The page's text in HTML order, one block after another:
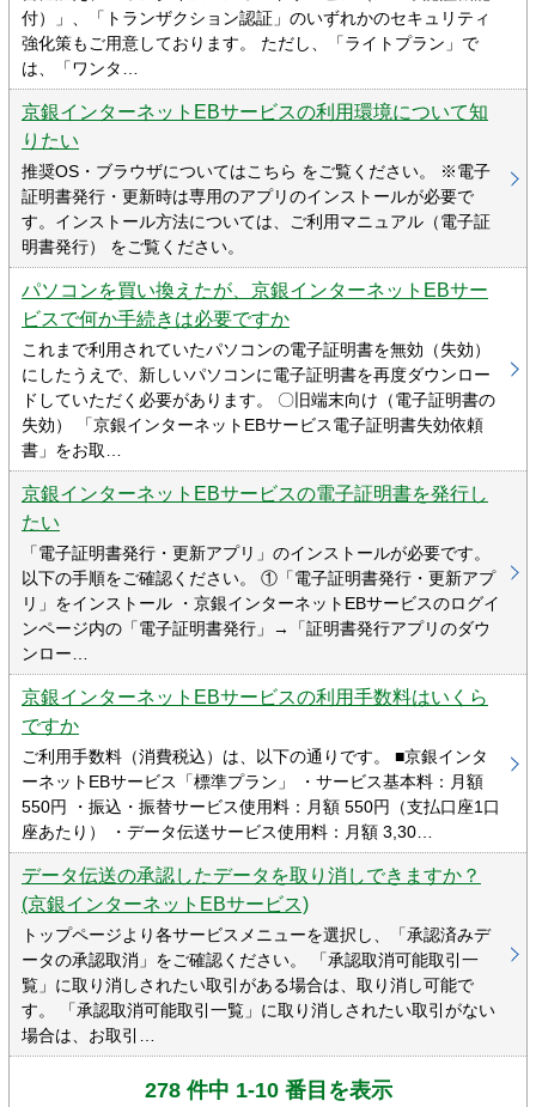
付）」、「トランザクション認証」のいずれかのセキュリティ
強化策もご用意しております。 ただし、「ライトプラン」で
は、「ワンタ…
京銀インターネットEBサービスの利用環境について知
りたい
推奨OS・ブラウザについてはこちら をご覧ください。 ※電子
証明書発行・更新時は専用のアプリのインストールが必要で
す。インストール方法については、ご利用マニュアル（電子証
明書発行） をご覧ください。
パソコンを買い換えたが、京銀インターネットEBサー
ビスで何か手続きは必要ですか
これまで利用されていたパソコンの電子証明書を無効（失効）
にしたうえで、新しいパソコンに電子証明書を再度ダウンロー
ドしていただく必要があります。 〇旧端末向け（電子証明書の
失効） 「京銀インターネットEBサービス電子証明書失効依頼
書」をお取…
京銀インターネットEBサービスの電子証明書を発行し
たい
「電子証明書発行・更新アプリ」のインストールが必要です。
以下の手順をご確認ください。 ①「電子証明書発行・更新アプ
リ」をインストール ・京銀インターネットEBサービスのログイ
ンページ内の「電子証明書発行」→「証明書発行アプリのダウ
ンロー…
京銀インターネットEBサービスの利用手数料はいくら
ですか
ご利用手数料（消費税込）は、以下の通りです。 ■京銀インタ
ーネットEBサービス「標準プラン」 ・サービス基本料：月額
550円 ・振込・振替サービス使用料：月額 550円（支払口座1口
座あたり） ・データ伝送サービス使用料：月額 3,30…
データ伝送の承認したデータを取り消しできますか？
(京銀インターネットEBサービス)
トップページより各サービスメニューを選択し、「承認済みデ
ータの承認取消」をご確認ください。 「承認取消可能取引一
覧」に取り消しされたい取引がある場合は、取り消し可能で
す。 「承認取消可能取引一覧」に取り消しされたい取引がない
場合は、お取引…
278 件中 1-10 番目を表示